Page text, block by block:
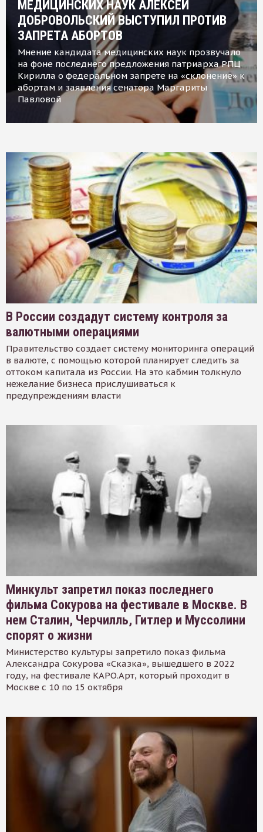
МЕДИЦИНСКИХ НАУК АЛЕКСЕЙ
ДОБРОВОЛЬСКИЙ ВЫСТУПИЛ ПРОТИВ
ЗАПРЕТА АБОРТОВ
Мнение кандидата медицинских наук прозвучало
на фоне последнего предложения патриарха РПЦ
Кирилла о федеральном запрете на «склонение» к
абортам и заявления сенатора Маргариты
Павловой
В России создадут систему контроля за
валютными операциями
Правительство создает систему мониторинга операций
в валюте, с помощью которой планирует следить за
оттоком капитала из России. На это кабмин толкнуло
нежелание бизнеса прислушиваться к
предупреждениям власти
Минкульт запретил показ последнего
фильма Сокурова на фестивале в Москве. В
нем Сталин, Черчилль, Гитлер и Муссолини
спорят о жизни
Министерство культуры запретило показ фильма
Александра Сокурова «Сказка», вышедшего в 2022
году, на фестивале КАРО.Арт, который проходит в
Москве с 10 по 15 октября